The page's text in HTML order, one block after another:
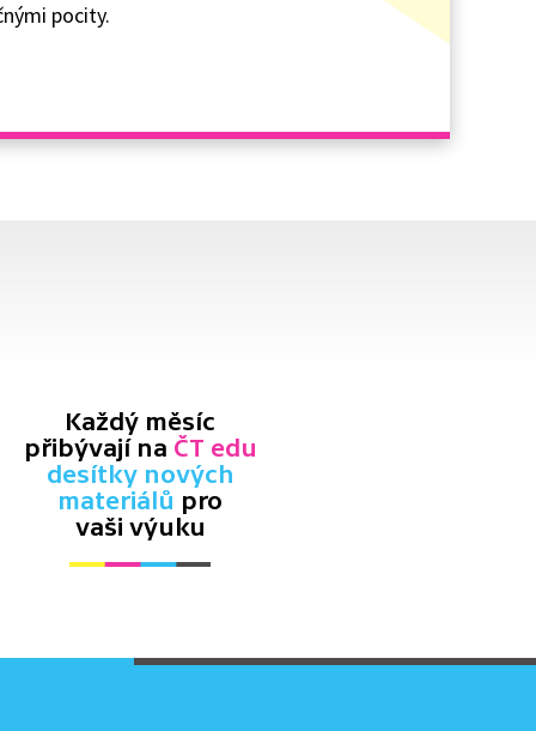
pocity.
Každý měsíc
přibývají na ČT edu
desítky nových
materiálů pro
vaši výuku